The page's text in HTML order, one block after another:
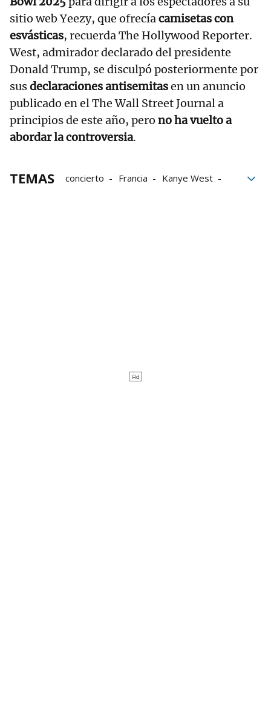
sitio web Yeezy, que ofrecíacamisetas con
esvásticas, recuerda The Hollywood Reporter.
West, admirador declarado del presidente
Donald Trump, se disculpó posteriormente por
susdeclaraciones antisemitasen un anuncio
publicado en el The Wall Street Journal a
principios de este año, pero no ha vuelto a
abordar la controversia.
TEMAS concierto Francia
Kanye West